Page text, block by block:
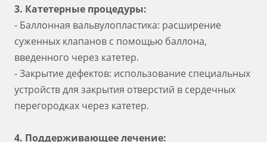
3. Катетерные процедуры:
- Баллонная вальвулопластика: расширение
суженных клапанов с помощью баллона,
введенного через катетер.
- Закрытие дефектов: использование специальных
устройств для закрытия отверстий в сердечных
перегородках через катетер.
4. Поддерживающее лечение: